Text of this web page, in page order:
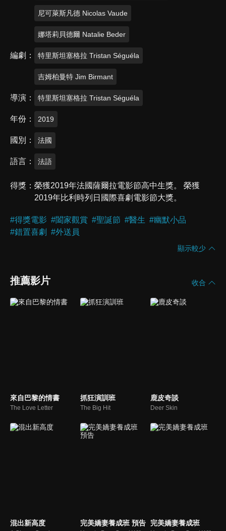
尼可萊斯凡德 Nicolas Vaude
娜塔莉貝德爾 Natalie Beder
編劇 特里斯坦塞格拉 Tristan Séguéla
吉姆柏曼特 Jim Birmant
導演 特里斯坦塞格拉 Tristan Séguéla
年份 2019
國別 法國
語言 法語
得獎
榮獲2019年法國薩爾拉電影節高中生獎。 榮獲
2019年比利時列日國際喜劇電影節大獎。
#得獎電影 #闔家觀賞 #聖誕節 #醫生 #幽默小品
#錯置喜劇 #外送員
顯示較少
推薦影片 收合
來自巴黎的情書
The Love Letter
抓狂演訓班
The Big Hit
鹿皮奇談
Deer Skin
混出新高度 完美嬌妻養成班 預告 完美嬌妻養成班